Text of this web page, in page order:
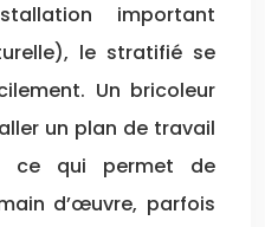
important
le stratifié se
Un bricoleur
un plan de travail
ce qui permet de
d’œuvre, parfois